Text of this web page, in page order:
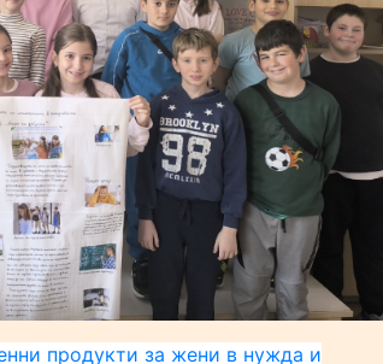
продукти за жени в нужда и